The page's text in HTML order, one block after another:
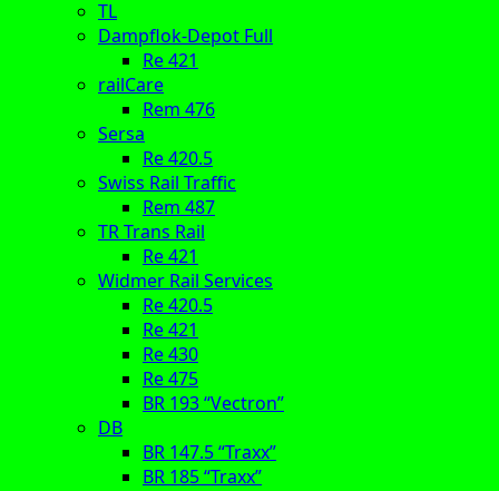
TL
Dampflok-Depot Full
Re 421
railCare
Rem 476
Sersa
Re 420.5
Swiss Rail Traffic
Rem 487
TR Trans Rail
Re 421
Widmer Rail Services
Re 420.5
Re 421
Re 430
Re 475
BR 193 “Vectron”
DB
BR 147.5 “Traxx”
BR 185 “Traxx”